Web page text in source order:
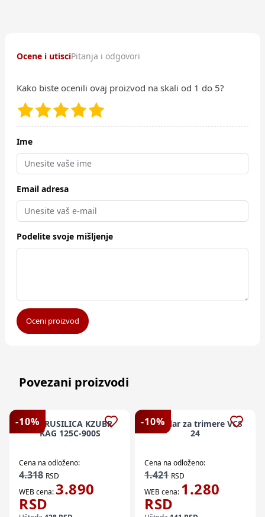
Ocene i utisciPitanja i odgovori
Kako biste ocenili ovaj proizvod na skali od 1 do 5?
Ime
Email adresa
Podelite svoje mišljenje
Oceni proizvod
Povezani proizvodi
-10%
EL BRUSILICA KZUBR
KAG 125C-900S
Cena na odloženo:
4.318 RSD
WEB cena:3.890
RSD
-10%
Cirkular za trimere VCS
24
Cena na odloženo:
1.421 RSD
WEB cena: 1.280
RSD